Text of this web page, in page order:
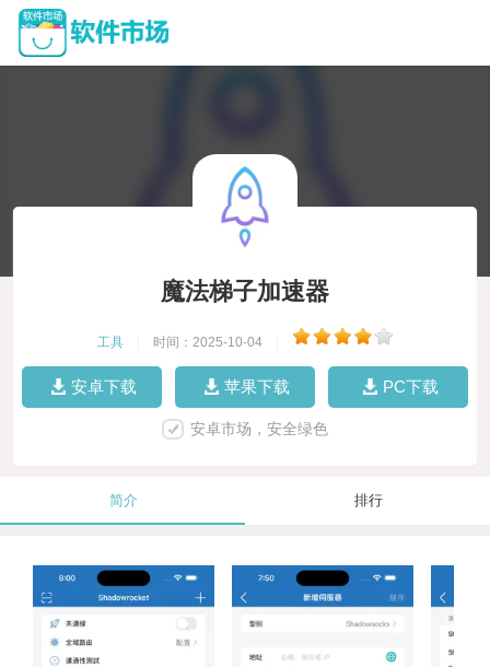
魔法梯子加速器
工具 时间：2025-10-04
安卓下载 苹果下载 PC下载
安卓市场，安全绿色
简介 排行